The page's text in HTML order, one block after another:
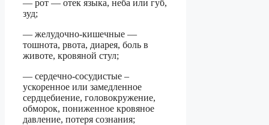
— рот — отек языка, неба или губ,
зуд;
— желудочно-кишечные —
тошнота, рвота, диарея, боль в
животе, кровяной стул;
— сердечно-сосудистые –
ускоренное или замедленное
сердцебиение, головокружение,
обморок, пониженное кровяное
давление, потеря сознания;